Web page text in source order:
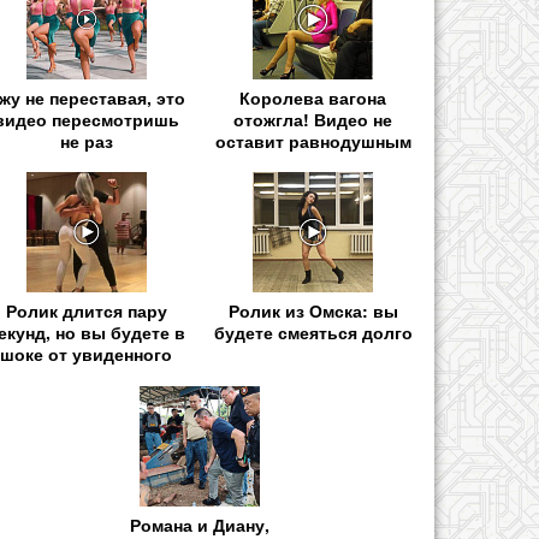
не переставая, это
пересмотришь
не раз
Королева вагона
отожгла! Видео не
оставит равнодушным
Ролик длится пару
но вы будете в
шоке от увиденного
Ролик из Омска: вы
будете смеяться долго
Романа и Диану,